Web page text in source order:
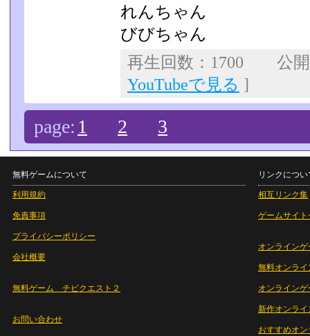
れんちゃん
びびちゃん
再生回数：1700 公
YouTubeで見る ]
page: 1 2 3
無料ゲームについて
利用規約
免責事項
プライバシーポリシー
会社概要
無料ゲーム チビクエスト２
お問い合わせ
リンクについ
相互リンク集
ゲームサイト
オンラインゲ
無料オンライ
オンライン
新作オンライ
おすすめオ